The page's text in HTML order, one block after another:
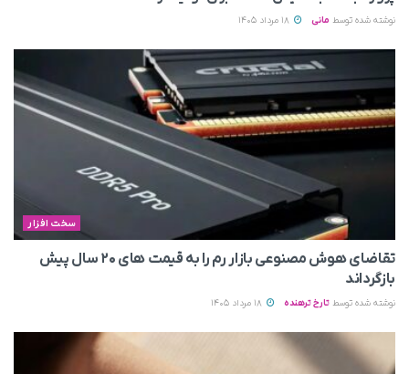
نوشته شده توسط مانی
سخت افزار
تقاضای هوش مصنوعی بازار رم را به قیمت های ۲۰ سال پیش
بازگرداند
نوشته شده توسط تارخ ترهنده